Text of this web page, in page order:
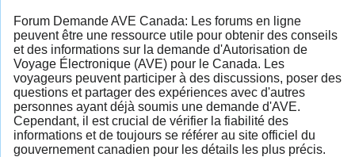
Forum Demande AVE Canada: Les forums en ligne
peuvent être une ressource utile pour obtenir des conseils
et des informations sur la demande d'Autorisation de
Voyage Électronique (AVE) pour le Canada. Les
voyageurs peuvent participer à des discussions, poser des
questions et partager des expériences avec d'autres
personnes ayant déjà soumis une demande d'AVE.
Cependant, il est crucial de vérifier la fiabilité des
informations et de toujours se référer au site officiel du
gouvernement canadien pour les détails les plus précis.